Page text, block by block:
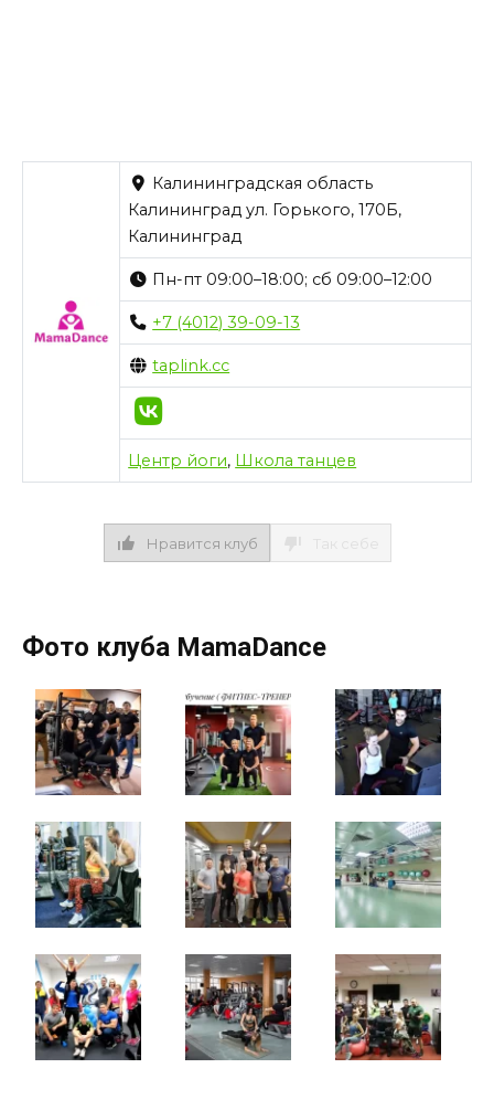
Калининградская область
Калининград ул. Горького, 170Б,
Калининград
Пн-пт 09:00–18:00; сб 09:00–12:00
+7 (4012) 39-09-13
taplink.cc
Центр йоги, Школа танцев
Нравится клуб
Фото клуба MamaDance